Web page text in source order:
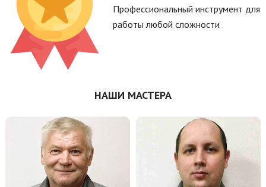
Профессиональный инструмент для
работы любой сложности
НАШИ МАСТЕРА